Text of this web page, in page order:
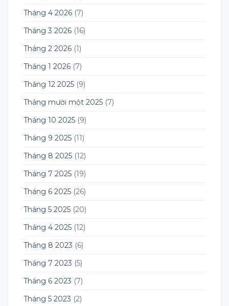
Tháng 4 2026 (7)
Tháng 3 2026 (16)
Tháng 2 2026 (1)
Tháng 1 2026 (7)
Tháng 12 2025 (9)
Tháng mười một 2025 (7)
Tháng 10 2025 (9)
Tháng 9 2025 (11)
Tháng 8 2025 (12)
Tháng 7 2025 (19)
Tháng 6 2025 (26)
Tháng 5 2025 (20)
Tháng 4 2025 (12)
Tháng 8 2023 (6)
Tháng 7 2023 (5)
Tháng 6 2023 (7)
Tháng 5 2023 (2)